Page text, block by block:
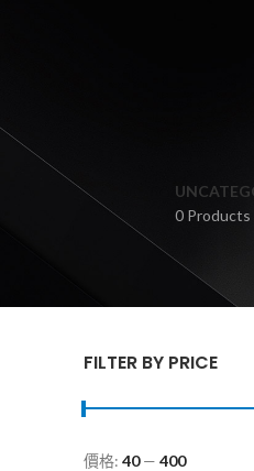
0 Products
FILTER BY PRICE
價格: 40— 400